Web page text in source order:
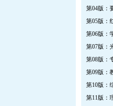
第04版：
第07版：
第08版：
第09版：
第10版：
第11版：